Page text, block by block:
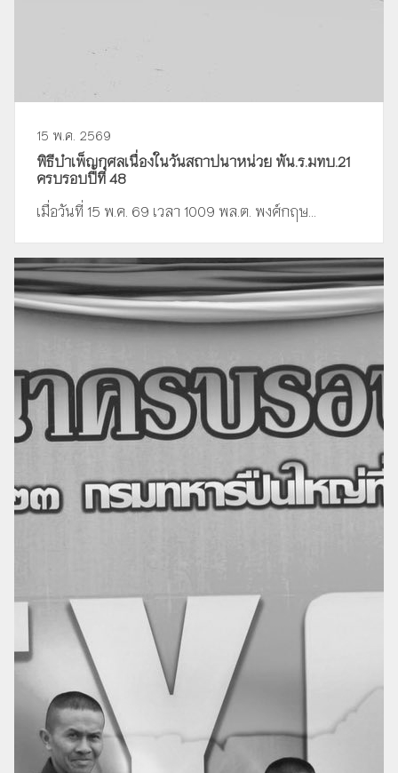
15 พ.ค. 2569
พิธีบำเพ็ญกุศลเนื่องในวันสถาปนาหน่วย พัน.ร.มทบ.21
ครบรอบปีที่ 48
เมื่อวันที่ 15 พ.ค. 69 เวลา 1009 พล.ต. พงศ์กฤษ...